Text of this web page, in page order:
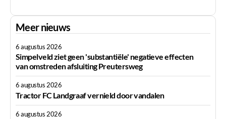
Meer nieuws
6 augustus 2026
Simpelveld ziet geen 'substantiële' negatieve effecten
van omstreden afsluiting Preutersweg
6 augustus 2026
Tractor FC Landgraaf vernield door vandalen
6 augustus 2026